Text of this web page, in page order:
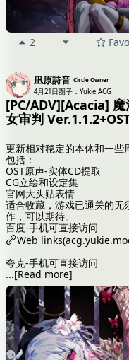
2
凪原詩音 Circle Owner
4月21日圈子：Yukie ACG
[PC/ADV][Acacia]
女审判
更新相对稳定的本体和一些
包括：
OST原声-实体CD提取
CG立绘和设定集
官网大头贴表情
适合收藏，游戏已通关的无
作，可以期待。
百度-手机可直接访问
Web
夸克-手机可直接访问
...[Read more]